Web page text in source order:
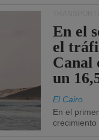
En el
el
Canal
un
El Cairo
En el
crecimiento